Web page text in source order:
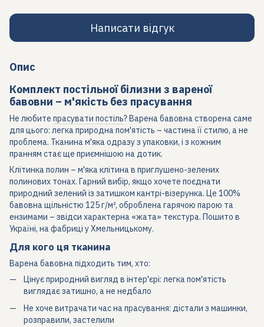
Написати відгук
Опис
Комплект постільної білизни з вареної
бавовни – м'якість без прасування
Не любите прасувати постіль? Варена бавовна створена саме
для цього: легка природна пом'ятість – частина її стилю, а не
проблема. Тканина м'яка одразу з упаковки, і з кожним
пранням стає ще приємнішою на дотик.
Клітинка полин – м'яка клітина в приглушено-зелених
полинових тонах. Гарний вибір, якщо хочете поєднати
природний зелений із затишком кантрі-візерунка. Це 100%
бавовна щільністю 125 г/м², оброблена гарячою парою та
ензимами – звідси характерна «жата» текстура. Пошито в
Україні, на фабриці у Хмельницькому.
Для кого ця тканина
Варена бавовна підходить тим, хто:
Цінує природний вигляд в інтер'єрі: легка пом'ятість
виглядає затишно, а не недбало
Не хоче витрачати час на прасування: дістали з машинки,
розправили, застелили